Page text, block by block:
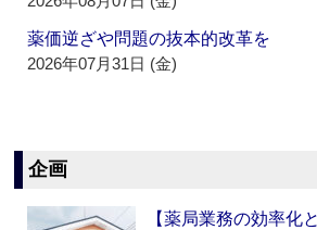
薬価逆ざや問題の抜本的改革を
2026年07月31日 (金)
企画
【薬局業務の効率化